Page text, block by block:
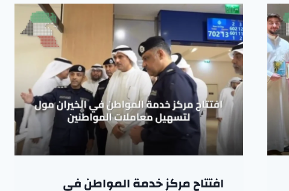
افتتاح مركز خدمة المواطن في